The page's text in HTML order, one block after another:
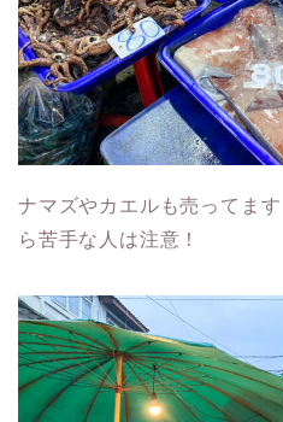
ナマズやカエルも売ってま
ら苦手な人は注意！